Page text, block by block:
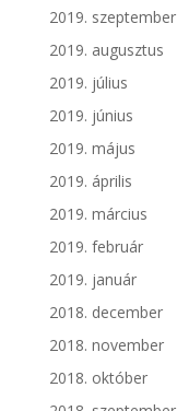
2019. szeptember
2019. augusztus
2019. július
2019. június
2019. május
2019. április
2019. március
2019. február
2019. január
2018. december
2018. november
2018. október